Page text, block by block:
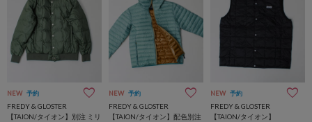
NEW 予約
FREDY & GLOSTER
【TAION/タイオン】別注 ミリ
NEW 予約
FREDY & GLOSTER
【TAION/タイオン】配色別注
NEW 予約
FREDY & GLOSTER
【TAION/タイオン】